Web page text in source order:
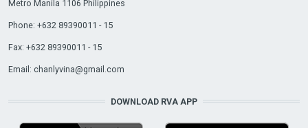
Metro Manila 1106 Philippines
Phone: +632 89390011 - 15
Fax: +632 89390011 - 15
Email: chanlyvina@gmail.com
DOWNLOAD RVA APP